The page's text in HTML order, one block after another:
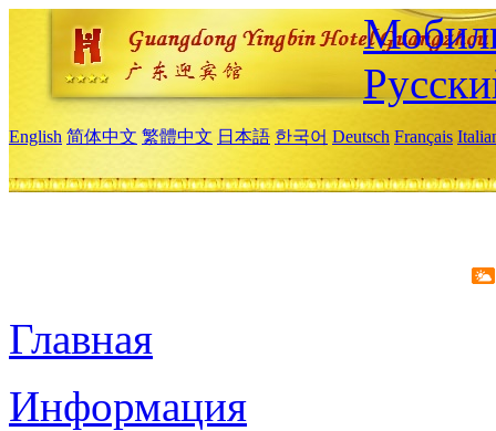
English 简体中文 繁體中文 日本語 한국어 Deutsch Français
Главная
Информация